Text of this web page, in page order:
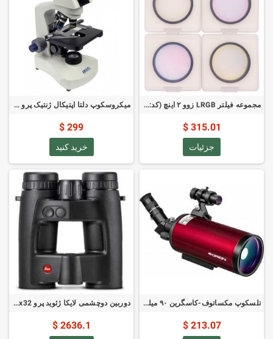
مجموعه فیلتر LRGB زوو ۲ اینچ (کد: ZWO LRGB2)
315.01 $
جزئیات
میکروسکوپ دلتا اپتیکال ژنتیک پرو مونو 40-1000 برابر (کد: DO-3400)
299 $
خرید کنید
تلسکوپ مکساتوف-کاسگرین ۹۰ میلی‌متری اوریون اپکس (۰۹۸۲۰)
213.07 $
دوربین دوچشمی لایکا ژئوید پرو 10x32 مدل 40810
2636.1 $